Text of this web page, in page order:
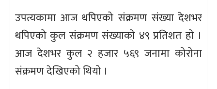
उपत्यकामा आज थपिएको संक्रमण संख्या देशभर
थपिएको कुल संक्रमण संख्याको ४९ प्रतिशत हो ।
आज देशभर कुल २ हजार ५६९ जनामा कोरोना
संक्रमण देखिएको थियो ।